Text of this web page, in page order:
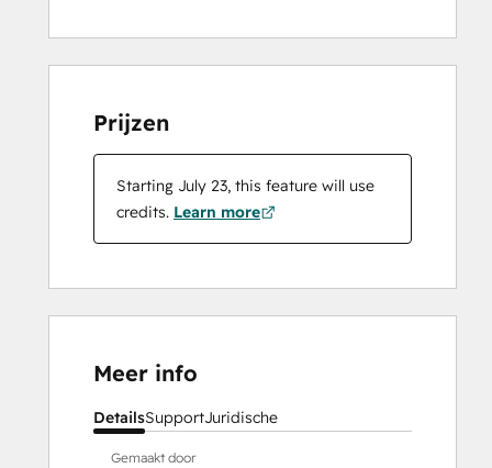
Prijzen
Starting July 23, this feature will use
credits. Learn more
Meer info
DetailsSupportJuridische
Gemaakt door